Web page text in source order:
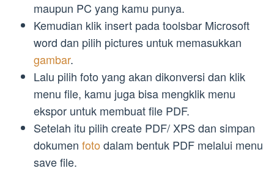
maupun PC yang kamu punya.
Kemudian klik insert pada toolsbar Microsoft
word dan pilih pictures untuk memasukkan
gambar.
Lalu pilih foto yang akan dikonversi dan klik
menu file, kamu juga bisa mengklik menu
ekspor untuk membuat file PDF.
Setelah itu pilih create PDF/ XPS dan simpan
dokumen foto dalam bentuk PDF melalui menu
save file.